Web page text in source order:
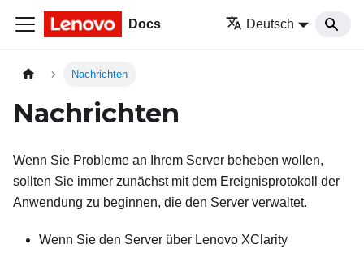
Docs Deutsch
Nachrichten
Nachrichten
Wenn Sie Probleme an Ihrem Server beheben wollen,
sollten Sie immer zunächst mit dem Ereignisprotokoll der
Anwendung zu beginnen, die den Server verwaltet.
Wenn Sie den Server über Lenovo XClarity